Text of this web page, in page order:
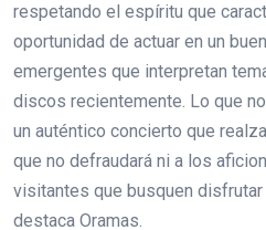
respetando el espíritu que
oportunidad de actuar en un
emergentes que interpretan
discos recientemente. Lo que
un auténtico concierto que
que no defraudará ni a los
visitantes que busquen disfrutar
destaca Oramas.